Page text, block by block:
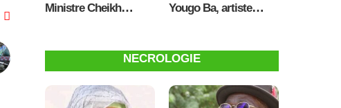
Ministre Cheikh
intrants à Kaolack
Yougo Ba, artiste
Fulbe sur Radio
Sunuker FM [ VIDEO ]
NECROLOGIE